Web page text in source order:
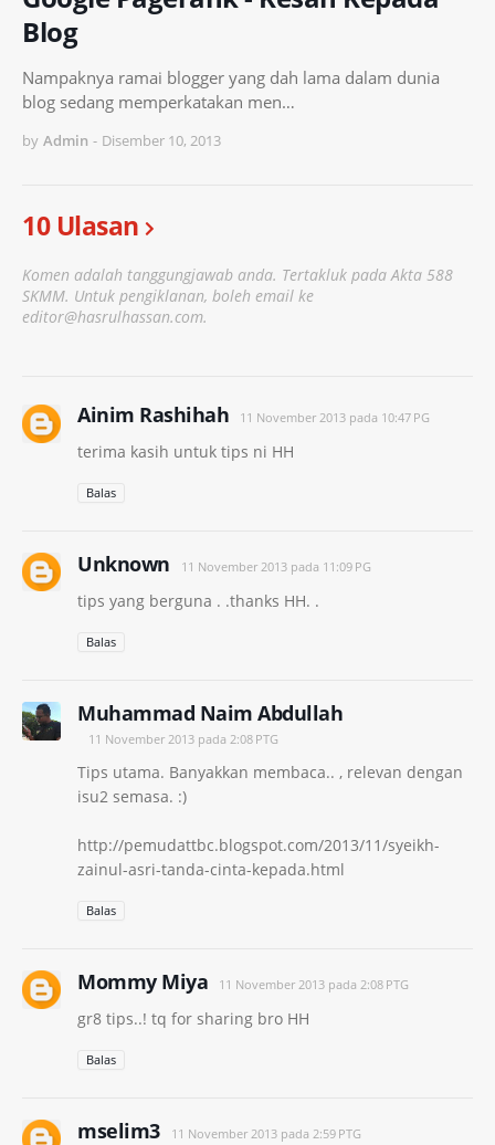
Blog
Nampaknya ramai blogger yang dah lama dalam dunia
blog sedang memperkatakan men…
by Admin - Disember 10, 2013
10 Ulasan
Komen adalah tanggungjawab anda. Tertakluk pada Akta 588
SKMM. Untuk pengiklanan, boleh email ke
editor@hasrulhassan.com.
Ainim Rashihah 11 November 2013 pada 10:47 PG
terima kasih untuk tips ni HH
Balas
Unknown 11 November 2013 pada 11:09 PG
tips yang berguna . .thanks HH. .
Balas
Muhammad Naim Abdullah
11 November 2013 pada 2:08 PTG
Tips utama. Banyakkan membaca.. , relevan dengan
isu2 semasa. :)
http://pemudattbc.blogspot.com/2013/11/syeikh-
zainul-asri-tanda-cinta-kepada.html
Balas
Mommy Miya 11 November 2013 pada 2:08 PTG
gr8 tips..! tq for sharing bro HH
Balas
mselim3 11 November 2013 pada 2:59 PTG